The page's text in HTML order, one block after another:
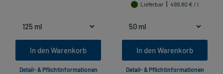
In den Warenkorb
Detail- & Pflichtinformationen
Lieferbar
499,80 € / l
In den Warenkorb
Detail- & Pflichtinformationen